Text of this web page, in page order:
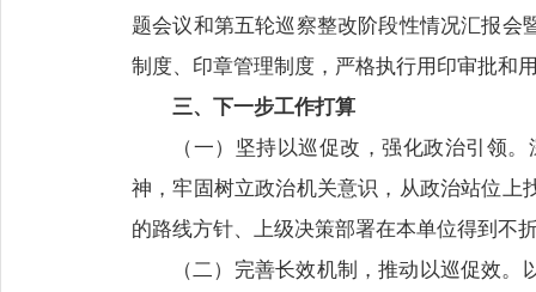
题会议和第五轮巡察整改阶段性情况汇报
制度、印章管理制度，严格执行用印审批和
三、下一步工作打算
（一）坚持以巡促改，强化政治引领
神，牢固树立政治机关意识，从政治站位上
的路线方针、上级决策部署在本单位得到不
（二）完善长效机制，推动以巡促效